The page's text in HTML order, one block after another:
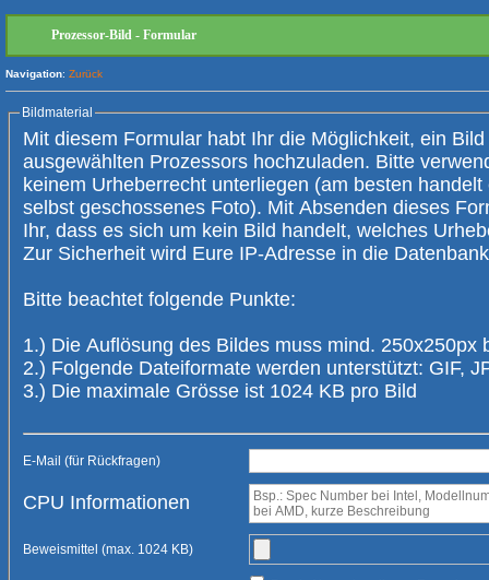
Prozessor-Bild - Formular
Navigation: Zurück
Bildmaterial
Mit diesem Formular habt Ihr die Möglichkeit, ein Bild
ausgewählten Prozessors hochzuladen. Bitte verwendet nur Bilder, die
keinem Urheberrecht unterliegen (am besten handelt es sich um ein
selbst geschossenes Foto). Mit Absenden dieses
Ihr, dass es sich um kein Bild handelt, welches Urheberrechte verletzt.
Zur Sicherheit wird Eure IP-
Bitte beachtet folgende Punkte:
1.) Die Auflösung des Bildes muss mind. 250x250px
2.) Folgende Dateiformate werden unterstützt: GIF,
3.) Die maximale Grösse ist 1024 KB pro Bild
E-Mail (für Rückfragen)
CPU Informationen
Beweismittel (max. 1024 KB)